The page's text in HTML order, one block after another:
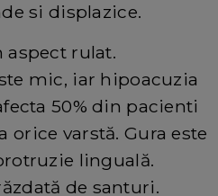
si displazice.
aspect rulat.
mic, iar hipoacuzia
50% din pacienti
varstă. Gura este
linguală.
de santuri.